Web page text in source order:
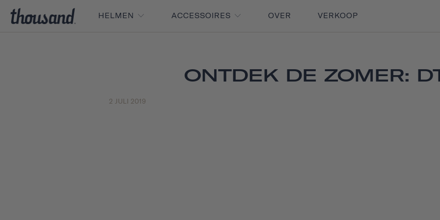
HELMEN ACCESSOIRES OVER VERKOOP
ONTDEK DE ZOMER:
2 JULI 2019